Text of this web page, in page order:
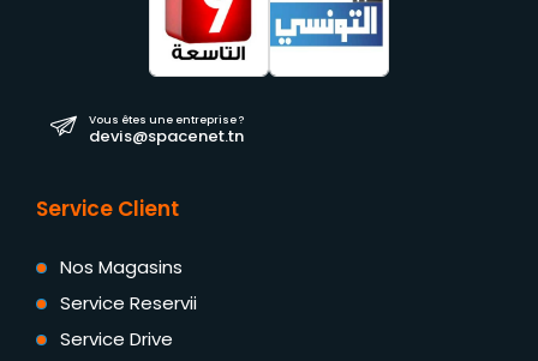
Vous êtes une entreprise ?
devis@spacenet.tn
Service Client
Nos Magasins
Service Reservii
Service Drive